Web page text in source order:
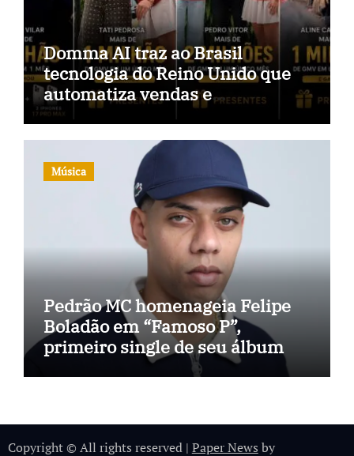
Domma AI traz ao Brasil
tecnologia do Reino Unido que
automatiza vendas e
inteligência no TikTok Shop
Música
Pedrão MC homenageia Felipe
Boladão em “Famoso P”,
primeiro single de seu álbum
Copyright © All rights reserved | Paper News by